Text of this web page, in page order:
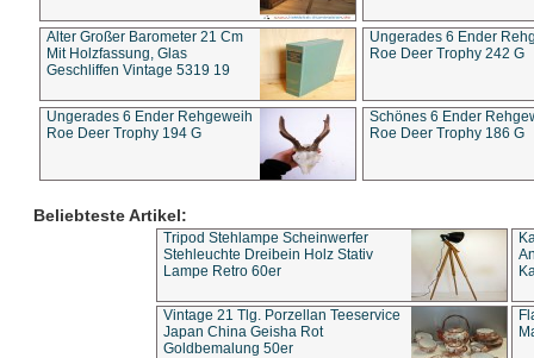
Alter Großer Barometer 21 Cm
Mit Holzfassung, Glas
Geschliffen Vintage 5319 19
Ungerades 6 Ender
Roe Deer Trophy 242 G
Ungerades 6 Ender Rehgeweih
Roe Deer Trophy 194 G
Schönes 6 Ender
Roe Deer Trophy 186 G
Beliebteste Artikel:
Tripod Stehlampe Scheinwerfer
Stehleuchte Dreibein Holz Stativ
Lampe Retro 60er
Vintage 21 Tlg. Porzellan Teeservice
Japan China Geisha Rot
Goldbemalung 50er